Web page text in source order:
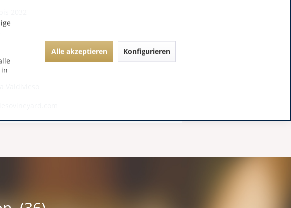
in
Alle akzeptieren Konfigurieren